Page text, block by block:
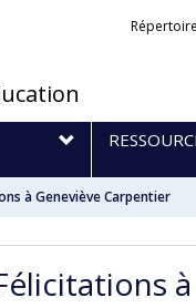
Liens
Répertoire
à Geneviève Carpentier